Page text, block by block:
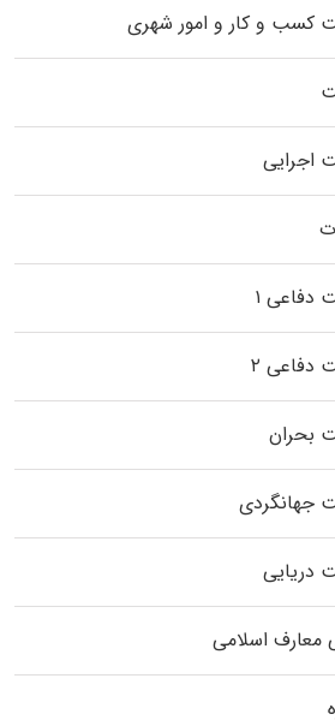
کسب و کار و امور شهری
اجرایی
دفاعی ۱
دفاعی ۲
بحران
جهانگردی
دریایی
معارف اسلامی